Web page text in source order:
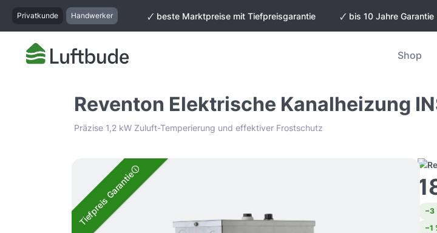
Zur Hauptnavigation springen
Privatkunde Handwerker 🗸 beste Marktpreise mit Tiefpreisgarantie 🗸 bis 10 Jahre Garantie
Shop
Reventon Elektrische Kanalheizung
Präzise 1,2 kW Zuluft-Temperierung und effektiver Frostschutz
Bildergalerie überspringen
Tiefpreis Garantie −3
−1